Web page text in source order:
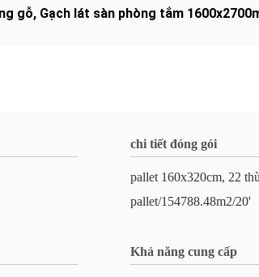
gỗ, Gạch lát sàn phòng tắm
chi tiết đóng gói
pallet 160x320cm, 22
pallet/154788.48m2/20'
Khả năng cung cấp